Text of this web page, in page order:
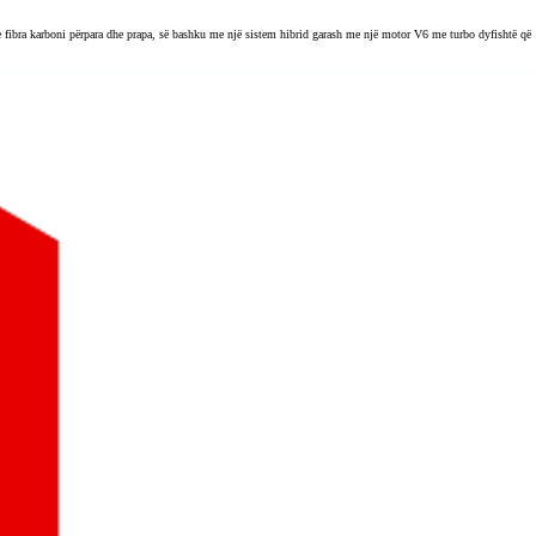
karboni përpara dhe prapa, së bashku me një sistem hibrid garash me një motor V6 me turbo dyfishtë që